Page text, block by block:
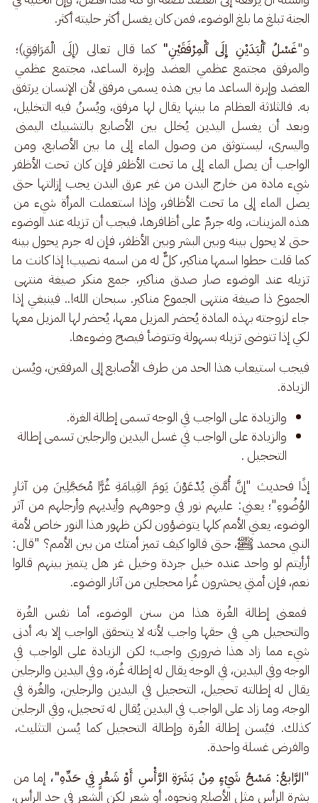
الجنة تبلغ ما بلغ الوضوء، فمن كان يغسل أكثر حليته أكثر.
و"غَسْلُ ٱلْيَدَيْنِ إِلَى ٱلْمِرْفَقَيْنِ" كما قال تعالى (إِلَى الْمَرَافِقِ)؛
والمرفق مجتمع عظمي العضد وإبرة الساعد، مجتمع عظمي
العضد وإبرة الساعد ما بين هذه يسمى مرفق لأن الإنسان يرتفق
به. فالثلاثة العظام ما بينها يقال لها مرفق، ويُسنُ فيه التخليل،
وبعد أن يغسل اليدين يُخلل بين الأصابع بالتشبيك اليمنى
واليسرى، ليستوثق من وصول الماء إلى ما بين الأصابع، ومن
الواجب أن يصل الماء إلى ما تحت الأظفر فإن كان تحت الأظفر
شيء مادة من خارج البدن من غير عرق البدن يجب إزالتها حتى
يصل الماء إلى ما تحت الأظافر، وإذا استعملت المرأة شيء من
هذه المزينات، وله جرمٌ على أظافرها، فيجب أن تزيله عند الوضوء
حتى لا يحول بينه وبين البشر وبين الأظفر، فإن له جرم يحول بينه
كما قلت حطوا اسمها مناكير، كلٌّ له من اسمه نصيب! إذا كانت ما
تزيله عند الوضوء صار صدق مناكير، جمع منكر صيغة منتهى
الجموع ذا صيغة منتهى الجموع مناكير. سبحان الله!.. فينبغي إذا
جاء لزوجته بهذه المادة يُحضر المزيل معها، يُحضر لها المزيل معها
لكي إذا تتوضى تزيله بسهولة وتتوضأ فيصح وضوءها.
فيجب استيعاب هذا الحد من طرف الأصابع إلى المرفقين، ويُسن
الزيادة.
والزيادة على الواجب في الوجه تسمى إطالة الغرة.
والزيادة على الواجب في غسل اليدين والرجلين تسمى إطالة
التحجيل .
إذًا فحديث "إنَّ أُمَّتي يُدْعَوْنَ يَومَ القِيامَةِ غُرًّا مُحَجَّلِينَ مِن آثارِ
الوُضُوءِ"؛ يعني: عليهم نور في وجوههم وأيديهم وأرجلهم من آثر
الوضوء، يعني الأمم كلها يتوضؤون لكن ظهور هذا النور خاص لأمة
النبي محمد ﷺ، حتى قالوا كيف تميز أمتك من بين الأمم؟ "قال:
أرأيتم لو واحد عنده خيل جردة وخيل غر هل يتميز بينهم قالوا
نعم، فإن أمتي يحشرون غُرا محجلين من آثار الوضوء.
فمعنى إطالة الغُرة هذا من سنن الوضوء، أما نفس الغُرة
والتحجيل هي في حقها واجب لأنه لا يتحقق الواجب إلا به، أدنى
شيء مما زاد هذا ضروري واجب؛ لكن الزيادة على الواجب في
الوجه وفي اليدين، في الوجه يقال له إطالة غُرة، وفي اليدين والرجلين
يقال له إطالته تحجيل، التحجيل في اليدين والرجلين، والغُرة في
الوجه، وما زاد على الواجب في اليدين يُقال له تحجيل، وفي الرجلين
كذلك. فيُسن إطالة الغُرة وإطالة التحجيل كما يُسن التثليث،
والفرض غسلة واحدة.
"الرَّابعُ: مَسْحُ شَيْءٍ مِنْ بَشَرَةِ الرَّأْسِ أَوْ شَعَْرٍ فِي حَدِّهِ"، إما من
بشرة الرأس مثل الأصلع ونحوه، أو شعرٍ لكن الشعر في حد الرأس،